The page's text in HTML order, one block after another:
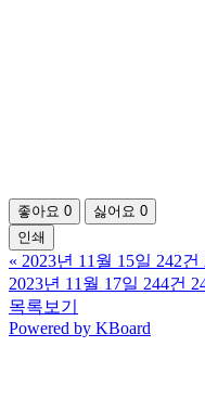
좋아요 0 싫어요 0
인쇄
« 2023년 11월 15일 242
2023년 11월 17일 244건
목록보기
Powered by KBoard